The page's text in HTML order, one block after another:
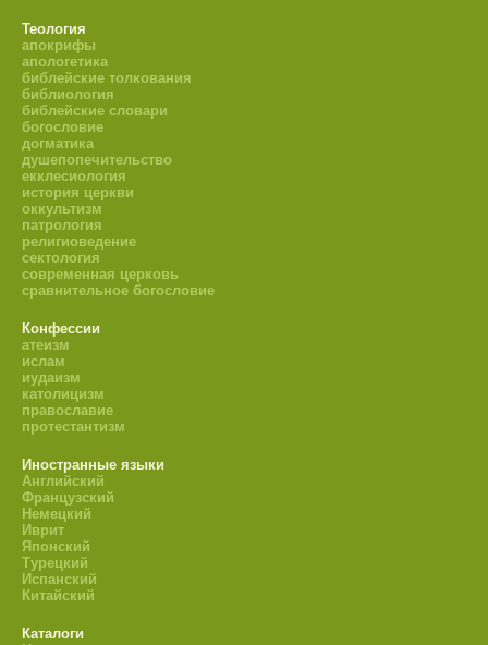
Теология
апокрифы
апологетика
библейские толкования
библиология
библейские словари
богословие
догматика
душепопечительство
екклесиология
история церкви
оккультизм
патрология
религиоведение
сектология
современная церковь
сравнительное богословие
Конфессии
атеизм
ислам
иудаизм
католицизм
православие
протестантизм
Иностранные языки
Английский
Французский
Немецкий
Иврит
Японский
Турецкий
Испанский
Китайский
Каталоги